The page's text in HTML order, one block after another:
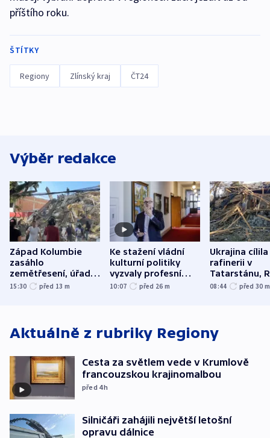
příštího roku.
ŠTÍTKY
Regiony Zlínský kraj ČT24
Výběr redakce
Západ Kolumbie
zasáhlo
zemětřesení, úřady
hlásí přes sto obětí
15:30 před 13 m
Ke stažení vládní
kulturní politiky
vyzvaly profesní
organizace, spolky i
10:07 před 26 m
Ukrajina cílila
rafinerii v
Tatarstánu,
útočilo na
08:44 před 30 m
Aktuálně z rubriky Regiony
Cesta za světlem vede v Krumlově
francouzskou krajinomalbou
před 4h
Silničáři zahájili největší letošní
opravu dálnice